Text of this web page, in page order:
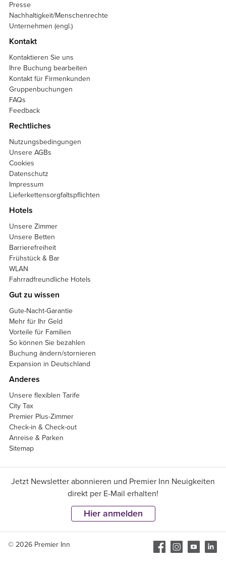
Presse
Nachhaltigkeit/Menschenrechte
Unternehmen (engl.)
Kontakt
Kontaktieren Sie uns
Ihre Buchung bearbeiten
Kontakt für Firmenkunden
Gruppenbuchungen
FAQs
Feedback
Rechtliches
Nutzungsbedingungen
Unsere AGBs
Cookies
Datenschutz
Impressum
Lieferkettensorgfaltspflichten
Hotels
Unsere Zimmer
Unsere Betten
Barrierefreiheit
Frühstück & Bar
WLAN
Fahrradfreundliche Hotels
Gut zu wissen
Gute-Nacht-Garantie
Mehr für Ihr Geld
Vorteile für Familien
So können Sie bezahlen
Buchung ändern/stornieren
Expansion in Deutschland
Anderes
Unsere flexiblen Tarife
City Tax
Premier Plus-Zimmer
Check-in & Check-out
Anreise & Parken
Sitemap
Jetzt Newsletter abonnieren und Premier Inn Neuigkeiten
direkt per E-Mail erhalten!
Hier anmelden
© 2026 Premier Inn